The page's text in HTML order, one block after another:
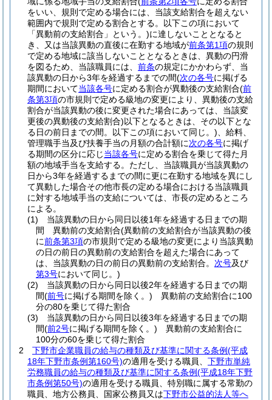
をいい、規則で定める場合には、当該支給割合を超えない
範囲内で規則で定める割合とする。以下この項において
「異動前の支給割合」という。)に達しないこととなると
き、又は当該異動の直後に在勤する地域が前条第1項の規則
で定める地域に該当しないこととなるときは、異動の円滑
を図るため、当該職員には、 前条の規定にかかわらず、当
該異動の日から3年を経過するまでの間(次の各号に掲げる
期間において当該各号に定める割合が異動後の支給割合(前
条第3項の市規則で定める級地の変更により、異動後の支給
割合が当該異動の後に変更された場合にあっては、当該変
更後の異動後の支給割合)以下となるときは、その以下とな
る日の前日までの間。以下この項において同じ。) 、給料、
管理職手当及び扶養手当の月額の合計額に次の各号に掲げ
る期間の区分に応じ当該各号に定める割合を乗じて得た月
額の地域手当を支給する。 ただし、当該職員が当該異動の
日から3年を経過するまでの間に更に在勤する地域を異にし
て異動した場合その他市長の定める場合における当該職員
に対する地域手当の支給については、市長の定めるところ
による。
(1)
当該異動の日から同日以後1年を経過する日までの期
間 異動前の支給割合(異動前の支給割合が当該異動の後
に前条第3項の市規則で定める級地の変更により当該異動
の日の前日の異動前の支給割合を超えた場合にあって
は、当該異動の日の前日の異動前の支給割合。 次号及び
第3号において同じ。)
(2)
当該異動の日から同日以後2年を経過する日までの期
間(前号に掲げる期間を除く。) 異動前の支給割合に100
分の80を乗じて得た割合
(3)
当該異動の日から同日以後3年を経過する日までの期
間(前2号に掲げる期間を除く。) 異動前の支給割合に
100分の60を乗じて得た割合
2
下野市企業職員の給与の種類及び基準に関する条例(平成
18年下野市条例第160号)の適用を受ける職員、 下野市単純
労務職員の給与の種類及び基準に関する条例(平成18年下野
市条例第50号)の適用を受ける職員、特別職に属する常勤の
職員、地方公務員、国家公務員又は下野市公益的法人等へ